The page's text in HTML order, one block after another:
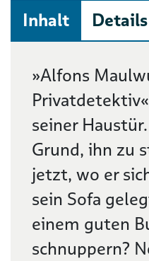
Inhalt Details
»Alfons
seiner
Grund, ihn zu
jetzt, wo er
sein Sofa
einem guten
schnuppern?